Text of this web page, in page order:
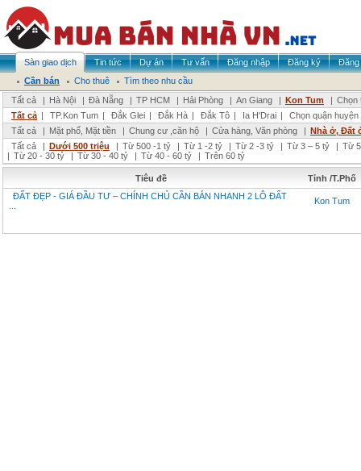
Sàn giao dịch Tin tức Dự án Tư vấn Đăng nhập Đăng ký
Đăng
Cần bán
Cho thuê
Tìm theo nhu cầu
Tất cả
| Hà Nội | Đà Nẵng | TP HCM | Hải Phòng | An Giang | Kon Tum | Chọn
Tất cả | TP.Kon Tum | Đắk Glei | Đắk Hà | Đắk Tô | Ia H'Drai |
Chọn quận huyện
Tất cả
| Mặt phố, Mặt tiền | Chung cư ,căn hộ | Cửa hàng, Văn phòng | Nhà ở, Đất
Tất cả
| Dưới 500 triệu | Từ 500 -1 tỷ | Từ 1 -2 tỷ | Từ 2 -3 tỷ | Từ 3 – 5 tỷ | Từ
| Từ 20 - 30 tỷ | Từ 30 - 40 tỷ | Từ 40 - 60 tỷ | Trên 60 tỷ
Tiêu đề
Tỉnh /T.Phố
ĐẤT ĐẸP - GIÁ ĐẦU TƯ – CHÍNH CHỦ CẦN BÁN NHANH 2 LÔ ĐẤT
Kon Tum